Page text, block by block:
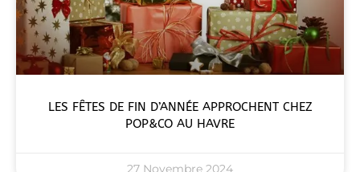
LES FÊTES DE FIN D’ANNÉE APPROCHENT CHEZ
POP&CO AU HAVRE
27 Novembre 2024